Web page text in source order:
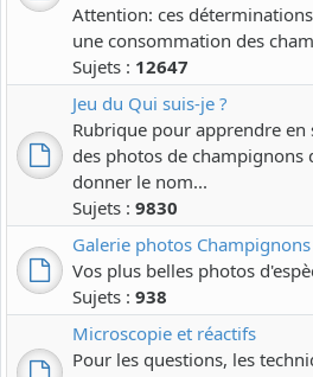
Attention: ces
une consommation des
Sujets : 12647
Jeu du Qui suis-je ?
Rubrique pour apprendre en
des photos de champignons
donner le nom...
Sujets : 9830
Galerie photos Champignons
Vos plus belles photos
Sujets : 938
Microscopie et réactifs
Pour les questions, les